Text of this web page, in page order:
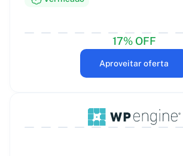
17% OFF
Aproveitar oferta